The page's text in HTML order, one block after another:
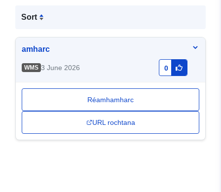
Sort
amharc
WMS 3 June 2026 0
Réamhamharc
URL rochtana